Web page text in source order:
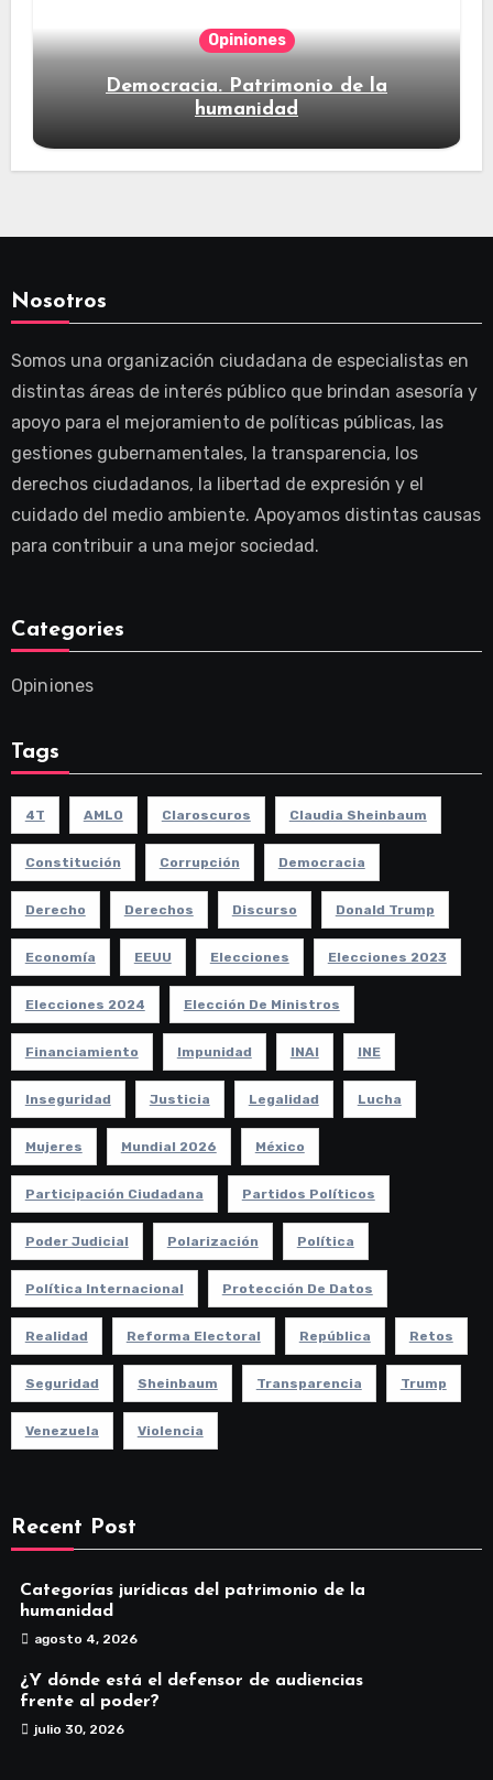
Opiniones
Democracia. Patrimonio de la
humanidad
Nosotros
Somos una organización ciudadana de especialistas en
distintas áreas de interés público que brindan asesoría y
apoyo para el mejoramiento de políticas públicas, las
gestiones gubernamentales, la transparencia, los
derechos ciudadanos, la libertad de expresión y el
cuidado del medio ambiente. Apoyamos distintas causas
para contribuir a una mejor sociedad.
Categories
Opiniones
Tags
4T AMLO Claroscuros Claudia Sheinbaum
Constitución Corrupción Democracia
Derecho Derechos Discurso Donald Trump
Economía EEUU Elecciones Elecciones 2023
Elecciones 2024 Elección De Ministros
Financiamiento Impunidad INAI INE
Inseguridad Justicia Legalidad Lucha
Mujeres Mundial 2026 México
Participación Ciudadana Partidos Políticos
Poder Judicial Polarización Política
Política Internacional Protección De Datos
Realidad Reforma Electoral República Retos
Seguridad Sheinbaum Transparencia Trump
Venezuela Violencia
Recent Post
Categorías jurídicas del patrimonio de la
humanidad
agosto 4, 2026
¿Y dónde está el defensor de audiencias
frente al poder?
julio 30, 2026